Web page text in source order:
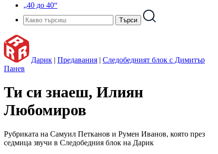
„40 до 40“
Дарик | Предавания | Следобедният блок с Димитър
Панев
Ти си знаеш, Илиян
Любомиров
Рубриката на Самуил Петканов и Румен Иванов, която през
седмица звучи в Следобедния блок на Дарик